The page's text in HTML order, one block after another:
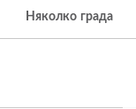
Няколко града